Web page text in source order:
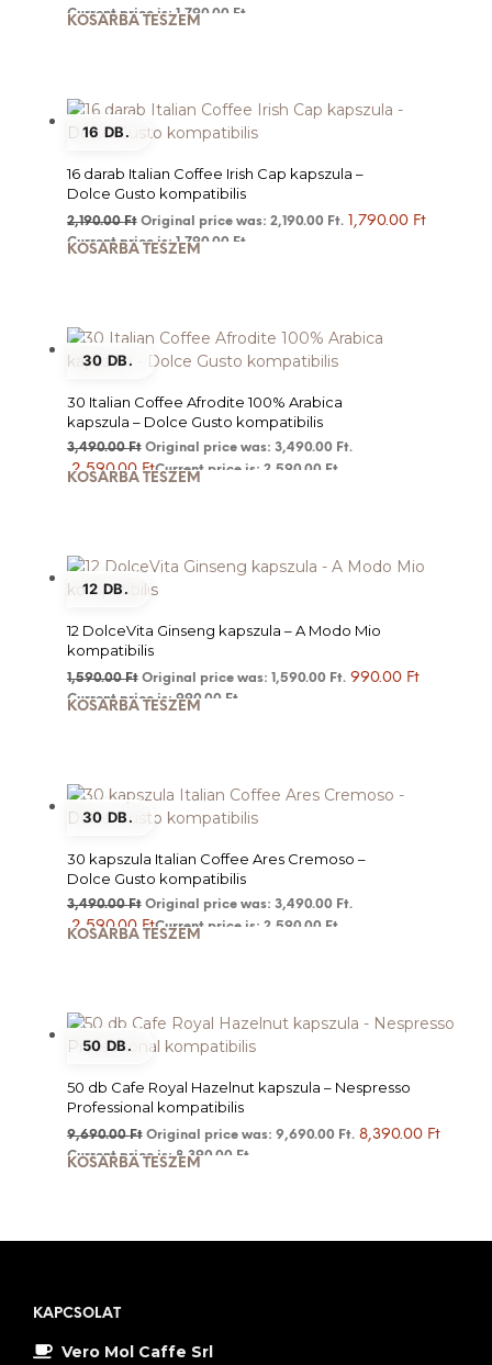
Current price is: 1,790.00 Ft.
KOSÁRBA TESZEM
16 DB.
16 darab Italian Coffee Irish Cap kapszula –
Dolce Gusto kompatibilis
2,190.00Ft Original price was: 2,190.00 Ft. 1,790.00 Ft
Current price is: 1,790.00 Ft.
KOSÁRBA TESZEM
30 DB.
30 Italian Coffee Afrodite 100% Arabica
kapszula – Dolce Gusto kompatibilis
3,490.00Ft Original price was: 3,490.00 Ft.
2,590.00 FtCurrent price is: 2,590.00 Ft.
KOSÁRBA TESZEM
12 DB.
12 DolceVita Ginseng kapszula – A Modo Mio
kompatibilis
1,590.00Ft Original price was: 1,590.00 Ft. 990.00 Ft
Current price is: 990.00 Ft.
KOSÁRBA TESZEM
30 DB.
30 kapszula Italian Coffee Ares Cremoso –
Dolce Gusto kompatibilis
3,490.00Ft Original price was: 3,490.00 Ft.
2,590.00 FtCurrent price is: 2,590.00 Ft.
KOSÁRBA TESZEM
50 DB.
50 db Cafe Royal Hazelnut kapszula – Nespresso
Professional kompatibilis
9,690.00Ft Original price was: 9,690.00 Ft. 8,390.00 Ft
Current price is: 8,390.00 Ft.
KOSÁRBA TESZEM
KAPCSOLAT
Vero Mol Caffe Srl